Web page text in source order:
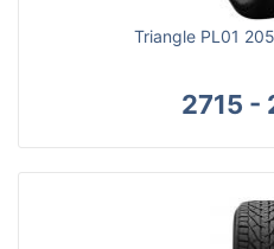
Triangle PL01
2715 -